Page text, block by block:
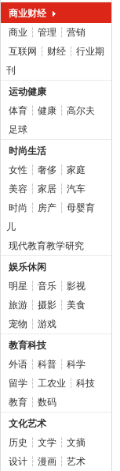
商业财经
商业 ┆ 管理 ┆ 营销
互联网 ┆ 财经 ┆ 行业期
刊
运动健康
体育 ┆ 健康 ┆ 高尔夫
足球
时尚生活
女性 ┆ 奢侈 ┆ 家庭
美容 ┆ 家居 ┆ 汽车
时尚 ┆ 房产 ┆ 母婴育
儿
现代教育教学研究
娱乐休闲
明星 ┆ 音乐 ┆ 影视
旅游 ┆ 摄影 ┆ 美食
宠物 ┆ 游戏
教育科技
外语 ┆ 科普 ┆ 科学
留学 ┆ 工农业 ┆ 科技
教育 ┆ 数码
文化艺术
历史 ┆ 文学 ┆ 文摘
设计 ┆ 漫画 ┆ 艺术